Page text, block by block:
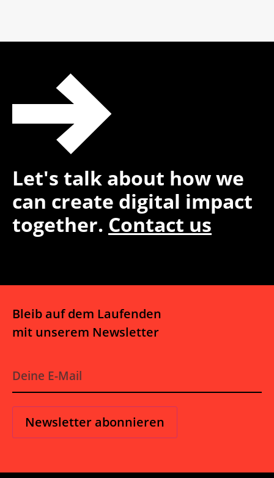
Let's talk about how we
can create digital impact
together. Contact us
Bleib auf dem Laufenden
mit unserem Newsletter
E
-
M
i